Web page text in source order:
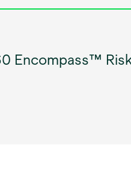
Encompass™